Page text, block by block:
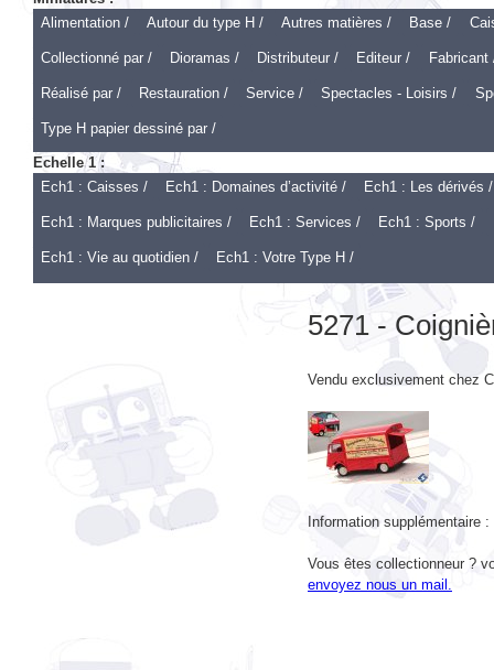
Collectionné par / Dioramas / Distributeur / Editeur / Fabricant
Réalisé par / Restauration / Service / Spectacles - Loisirs /
Type H papier dessiné par /
Echelle 1 :
Ech1 : Caisses /
Ech1 : Domaines d’activité / Ech1 : Les dérivés /
Ech1 : Marques publicitaires / Ech1 : Services / Ech1 : Sports /
Ech1 : Vie au quotidien / Ech1 : Votre Type H /
5271 -
Vendu exclusivement chez
Information supplémentaire :
Vous êtes collectionneur ?
envoyez nous un mail.